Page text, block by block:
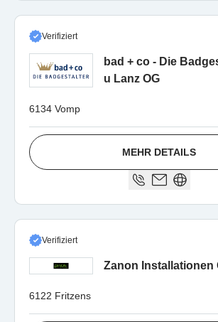
Verifiziert
bad + co - Die
u Lanz OG
6134 Vomp
MEHR DETAILS
Verifiziert
Zanon Installationen
6122 Fritzens